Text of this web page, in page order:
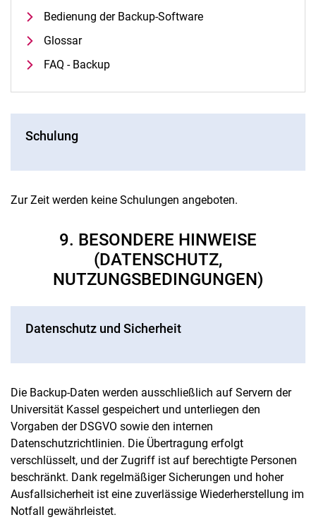
Bedienung der Backup-Software
Glossar
FAQ - Backup
Schulung
Zur Zeit werden keine Schulungen angeboten.
9. BESONDERE HINWEISE
(DATENSCHUTZ,
NUTZUNGSBEDINGUNGEN)
Datenschutz und Sicherheit
Die Backup-Daten werden ausschließlich auf Servern der
Universität Kassel gespeichert und unterliegen den
Vorgaben der DSGVO sowie den internen
Datenschutzrichtlinien. Die Übertragung erfolgt
verschlüsselt, und der Zugriff ist auf berechtigte Personen
beschränkt. Dank regelmäßiger Sicherungen und hoher
Ausfallsicherheit ist eine zuverlässige Wiederherstellung im
Notfall gewährleistet.